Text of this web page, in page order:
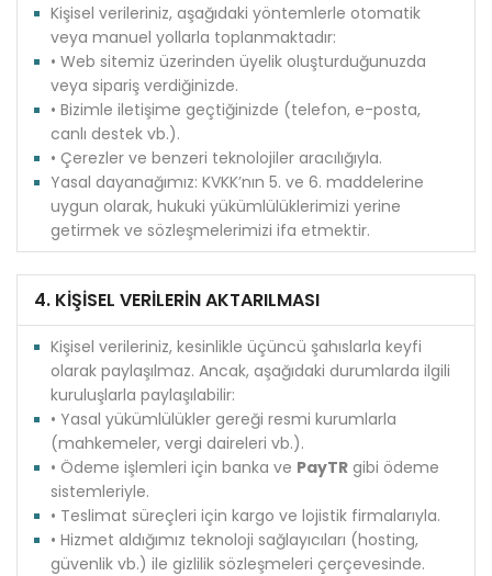
Kişisel verileriniz, aşağıdaki yöntemlerle otomatik
veya manuel yollarla toplanmaktadır:
• Web sitemiz üzerinden üyelik oluşturduğunuzda
veya sipariş verdiğinizde.
• Bizimle iletişime geçtiğinizde (telefon, e-posta,
canlı destek vb.).
• Çerezler ve benzeri teknolojiler aracılığıyla.
Yasal dayanağımız: KVKK’nın 5. ve 6. maddelerine
uygun olarak, hukuki yükümlülüklerimizi yerine
getirmek ve sözleşmelerimizi ifa etmektir.
4. KİŞİSEL VERİLERİN AKTARILMASI
Kişisel verileriniz, kesinlikle üçüncü şahıslarla keyfi
olarak paylaşılmaz. Ancak, aşağıdaki durumlarda ilgili
kuruluşlarla paylaşılabilir:
• Yasal yükümlülükler gereği resmi kurumlarla
(mahkemeler, vergi daireleri vb.).
• Ödeme işlemleri için banka ve PayTR gibi ödeme
sistemleriyle.
• Teslimat süreçleri için kargo ve lojistik firmalarıyla.
• Hizmet aldığımız teknoloji sağlayıcıları (hosting,
güvenlik vb.) ile gizlilik sözleşmeleri çerçevesinde.